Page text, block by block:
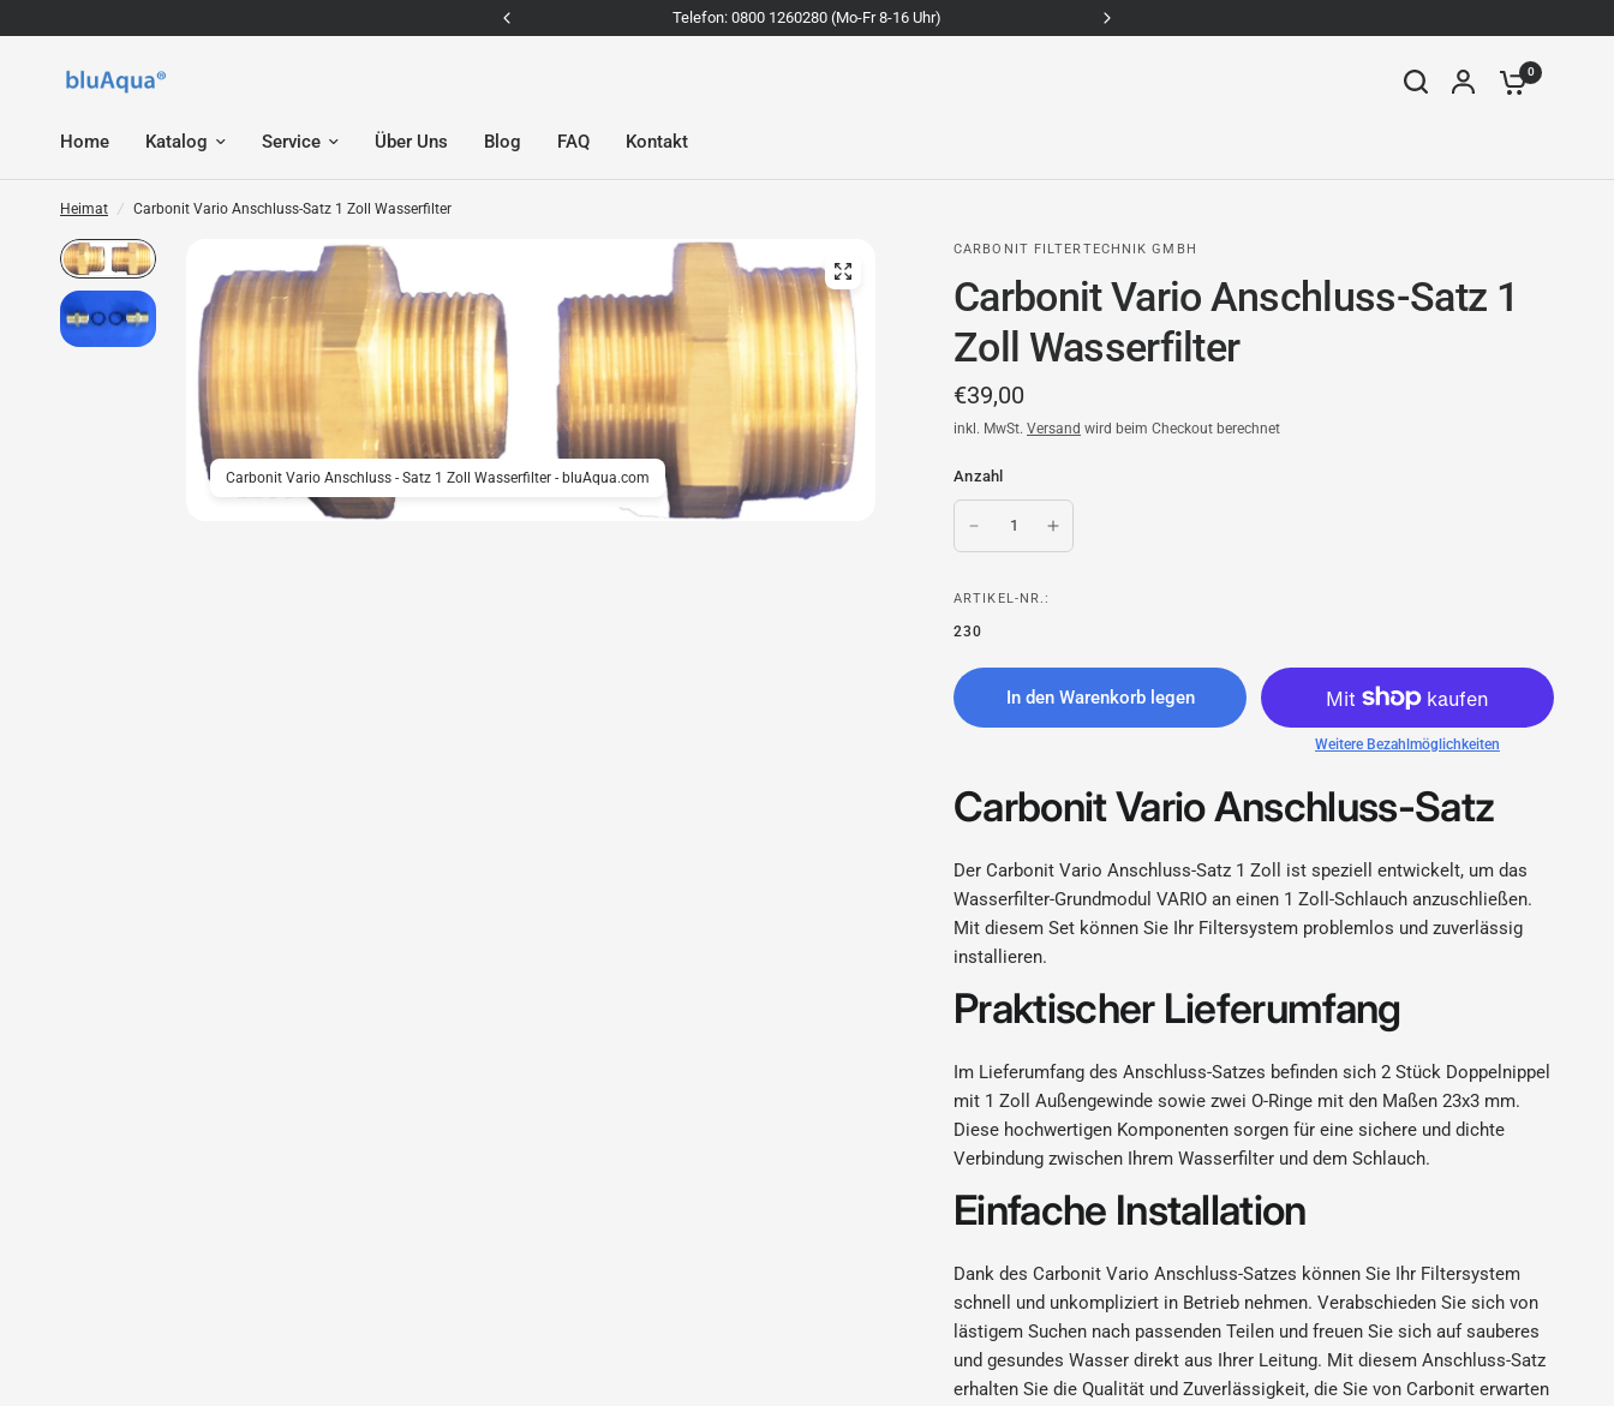
Telefon: 0800 1260280 (Mo-Fr 8-16 Uhr)
0
Home Katalog Service Über Uns Blog FAQ Kontakt
Heimat / Carbonit Vario Anschluss-Satz 1 Zoll Wasserfilter
Carbonit Vario Anschluss - Satz 1 Zoll Wasserfilter - bluAqua.com
Carbonit Vario Anschluss - Satz 1 Zoll Wasserfilter - bluAqua.com
CARBONIT FILTERTECHNIK GMBH
Carbonit Vario Anschluss-Satz 1
Zoll Wasserfilter
€39,00
inkl. MwSt. Versand wird beim Checkout berechnet
Anzahl
ARTIKEL-NR.:
230
In den Warenkorb legen
Weitere Bezahlmöglichkeiten
Carbonit Vario Anschluss-Satz
Der Carbonit Vario Anschluss-Satz 1 Zoll ist speziell entwickelt, um das
Wasserfilter-Grundmodul VARIO an einen 1 Zoll-Schlauch anzuschließen.
Mit diesem Set können Sie Ihr Filtersystem problemlos und zuverlässig
installieren.
Praktischer Lieferumfang
Im Lieferumfang des Anschluss-Satzes befinden sich 2 Stück Doppelnippel
mit 1 Zoll Außengewinde sowie zwei O-Ringe mit den Maßen 23x3 mm.
Diese hochwertigen Komponenten sorgen für eine sichere und dichte
Verbindung zwischen Ihrem Wasserfilter und dem Schlauch.
Einfache Installation
Dank des Carbonit Vario Anschluss-Satzes können Sie Ihr Filtersystem
schnell und unkompliziert in Betrieb nehmen. Verabschieden Sie sich von
lästigem Suchen nach passenden Teilen und freuen Sie sich auf sauberes
und gesundes Wasser direkt aus Ihrer Leitung. Mit diesem Anschluss-Satz
erhalten Sie die Qualität und Zuverlässigkeit, die Sie von Carbonit erwarten